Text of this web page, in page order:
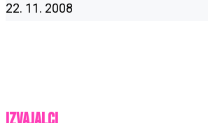
22. 11. 2008